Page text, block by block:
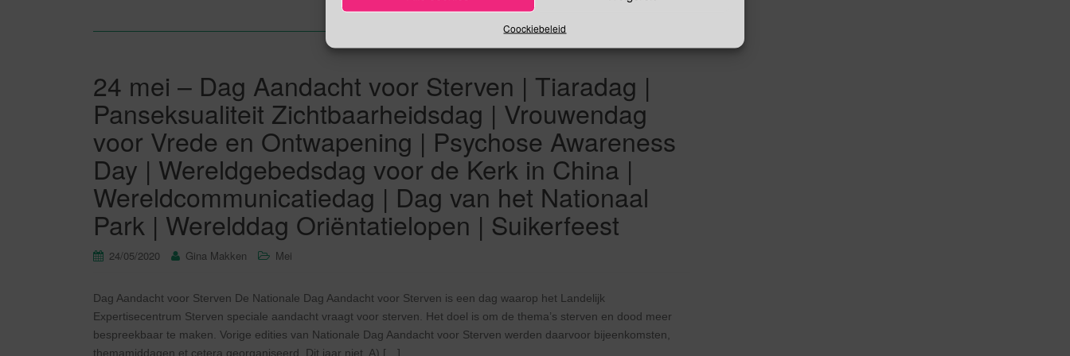
Coockiebeleid
24 mei – Dag Aandacht voor Sterven | Tiaradag |
Panseksualiteit Zichtbaarheidsdag | Vrouwendag
voor Vrede en Ontwapening | Psychose Awareness
Day | Wereldgebedsdag voor de Kerk in China |
Wereldcommunicatiedag | Dag van het Nationaal
Park | Werelddag Oriëntatielopen | Suikerfeest
24/05/2020 Gina Makken Mei
Dag Aandacht voor Sterven De Nationale Dag Aandacht voor Sterven is een dag waarop het Landelijk
Expertisecentrum Sterven speciale aandacht vraagt voor sterven. Het doel is om de thema’s sterven en dood meer
bespreekbaar te maken. Vorige edities van Nationale Dag Aandacht voor Sterven werden daarvoor bijeenkomsten,
themamiddagen et cetera georganiseerd. Dit jaar niet. A) […]